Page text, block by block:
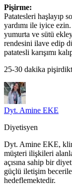
Pişirme:
Patatesleri haşlayıp
yardımı ile iyice
yumurta ve sütü
rendesini ilave edip
patatesli karışımı
25-30 dakika
Dyt. Amine EKE
Diyetisyen
Dyt. Amine EKE,
müşteri ilişkileri
açısına sahip bir
güçlü iletişim
hedeflemektedir.